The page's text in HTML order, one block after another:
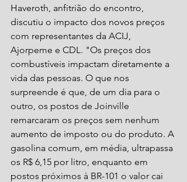
Haveroth, anfitrião do encontro,
discutiu o impacto dos novos preços
com representantes da ACIJ,
Ajorpeme e CDL. "Os preços dos
combustíveis impactam diretamente a
vida das pessoas. O que nos
surpreende é que, de um dia para o
outro, os postos de Joinville
remarcaram os preços sem nenhum
aumento de imposto ou do produto. A
gasolina comum, em média, ultrapassa
os R$ 6,15 por litro, enquanto em
postos próximos à BR-101 o valor cai